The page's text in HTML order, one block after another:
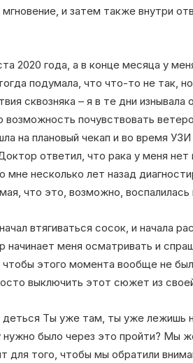
и затем также внутри
2020 года, а в конце месяца у
подумала, что что-то не так,
сквозняка – я в те дни изнывала
почувствовать
на плановый чекап и во время
ответил, что рака у меня нет
несколько лет назад
что это, возможно, воспалилась
втягиваться сосок, и начала
меня осматривать и
чтобы этого момента вообще не
выключить этот сюжет из
Ты уже там, ты уже лежишь
было через это пройти? Мы
для того, чтобы мы обратили